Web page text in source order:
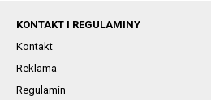
KONTAKT I REGULAMINY
Kontakt
Reklama
Regulamin